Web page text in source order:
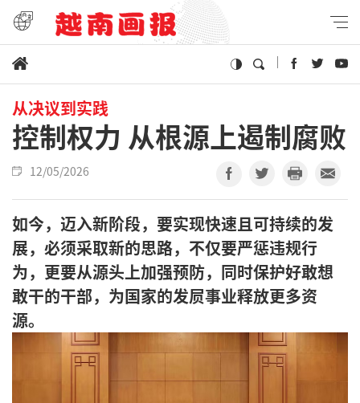
从决议到实践
控制权力 从根源上遏制腐败
12/05/2026
如今，迈入新阶段，要实现快速且可持续的发
展，必须采取新的思路，不仅要严惩违规行
为，更要从源头上加强预防，同时保护好敢想
敢干的干部，为国家的发屃事业释放更多资
源。